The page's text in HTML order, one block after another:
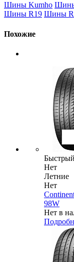
Шины Kumho Шины
Шины R19 Шины
Похожие
Нет
Летние
Нет
98W
Нет в